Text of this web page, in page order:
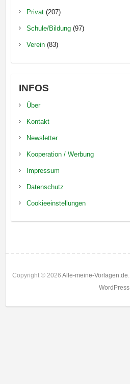
Privat(207)
Schule/Bildung(97)
Verein(83)
INFOS
Über
Kontakt
Newsletter
Kooperation / Werbung
Impressum
Datenschutz
Cookieeinstellungen
Copyright © 2026 Alle-meine-Vorlagen.de
WordPress